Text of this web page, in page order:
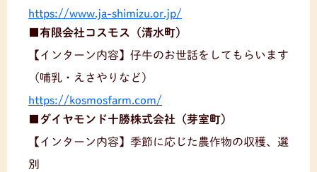
https://www.ja-shimizu.or.jp/
■有限会社コスモス（清水町）
【インターン内容】仔牛のお世話をしてもらいます
（哺乳・えさやりなど）
https://kosmosfarm.com/
■ダイヤモンド十勝株式会社（芽室町）
【インターン内容】季節に応じた農作物の収穫、選
別